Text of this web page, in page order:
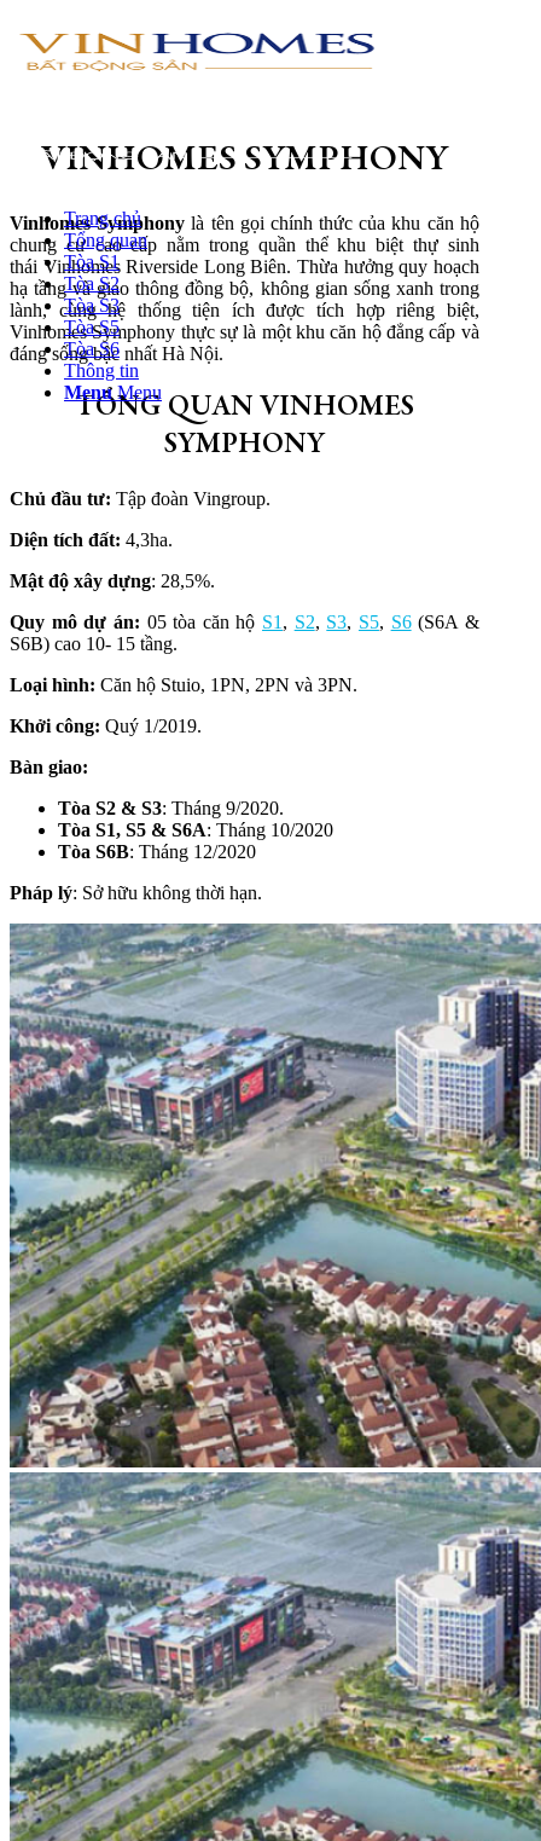
Trang chủ
Tổng quan
Tòa S1
Tòa S2
Tòa S3
Tòa S5
Tòa S6
Thông tin
Menu Menu
VINHOMES SYMPHONY
Vinhomes Symphony là tên gọi chính thức của khu căn hộ
chung cư cao cấp nằm trong quần thể khu biệt thự sinh
thái Vinhomes Riverside Long Biên. Thừa hưởng quy hoạch
hạ tầng và giao thông đồng bộ, không gian sống xanh trong
lành, cùng hệ thống tiện ích được tích hợp riêng biệt,
Vinhomes Symphony thực sự là một khu căn hộ đẳng cấp và
đáng sống bậc nhất Hà Nội.
TỔNG QUAN VINHOMES
SYMPHONY
Chủ đầu tư: Tập đoàn Vingroup.
Diện tích đất: 4,3ha.
Mật độ xây dựng: 28,5%.
Quy mô dự án: 05 tòa căn hộ S1 , S2, S3, S5, S6(S6A &
S6B) cao 10- 15 tầng.
Loại hình: Căn hộ Stuio, 1PN, 2PN và 3PN.
Khởi công: Quý 1/2019.
Bàn giao:
Tòa S2 & S3: Tháng 9/2020.
Tòa S1, S5 & S6A: Tháng 10/2020
Tòa S6B: Tháng 12/2020
Pháp lý: Sở hữu không thời hạn.